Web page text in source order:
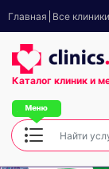
Главная Все клиники
Каталог клиник и